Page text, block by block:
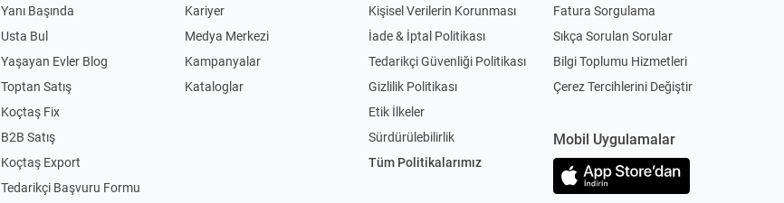
Yanı Başında
Usta Bul
Yaşayan Evler Blog
Toptan Satış
Koçtaş Fix
B2B Satış
Koçtaş Export
Tedarikçi Başvuru Formu
Kariyer
Medya Merkezi
Kampanyalar
Kataloglar
Kişisel Verilerin Korunması
İade & İptal Politikası
Tedarikçi Güvenliği Politikası
Gizlilik Politikası
Etik İlkeler
Sürdürülebilirlik
Tüm Politikalarımız
Fatura Sorgulama
Sıkça Sorulan Sorular
Bilgi Toplumu Hizmetleri
Çerez Tercihlerini Değiştir
Mobil Uygulamalar